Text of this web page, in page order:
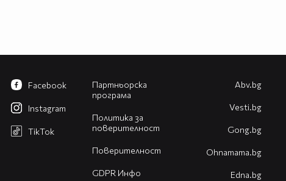
Партньорска
програма
Политика за
поверителност
Поверителност
GDPR Инфо
Facebook
Instagram
TikTok
Abv.bg
Vesti.bg
Gong.bg
Оhnamama.bg
Edna.bg